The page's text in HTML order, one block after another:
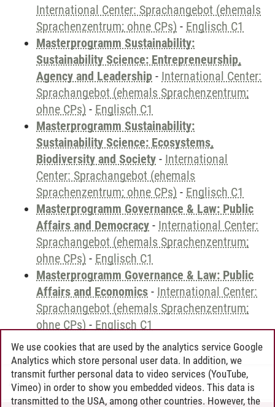
International Center: Sprachangebot (ehemals
Sprachenzentrum; ohne CPs) - Englisch C1
Masterprogramm Sustainability:
Sustainability Science: Entrepreneurship,
Agency and Leadership - International Center:
Sprachangebot (ehemals Sprachenzentrum;
ohne CPs) - Englisch C1
Masterprogramm Sustainability:
Sustainability Science: Ecosystems,
Biodiversity and Society - International
Center: Sprachangebot (ehemals
Sprachenzentrum; ohne CPs) - Englisch C1
Masterprogramm Governance & Law: Public
Affairs and Democracy - International Center:
Sprachangebot (ehemals Sprachenzentrum;
ohne CPs) - Englisch C1
Masterprogramm Governance & Law: Public
Affairs and Economics - International Center:
Sprachangebot (ehemals Sprachenzentrum;
ohne CPs) - Englisch C1
Andreea Tribel 30.06.2024
We use cookies that are used by the analytics service Google
Analytics which store personal user data. In addition, we
transmit further personal data to video services (YouTube,
Vimeo) in order to show you embedded videos. This data is
transmitted to the USA, among other countries. However, the